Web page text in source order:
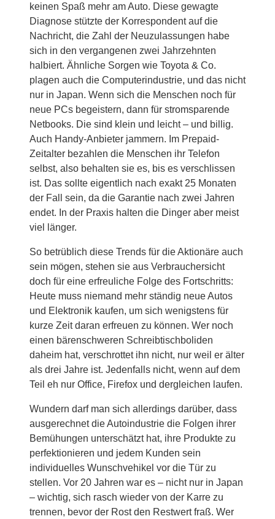
keinen Spaß mehr am Auto. Diese gewagte
Diagnose stützte der Korrespondent auf die
Nachricht, die Zahl der Neuzulassungen habe
sich in den vergangenen zwei Jahrzehnten
halbiert. Ähnliche Sorgen wie Toyota & Co.
plagen auch die Computerindustrie, und das nicht
nur in Japan. Wenn sich die Menschen noch für
neue PCs begeistern, dann für stromsparende
Netbooks. Die sind klein und leicht – und billig.
Auch Handy-Anbieter jammern. Im Prepaid-
Zeitalter bezahlen die Menschen ihr Telefon
selbst, also behalten sie es, bis es verschlissen
ist. Das sollte eigentlich nach exakt 25 Monaten
der Fall sein, da die Garantie nach zwei Jahren
endet. In der Praxis halten die Dinger aber meist
viel länger.
So betrüblich diese Trends für die Aktionäre auch
sein mögen, stehen sie aus Verbrauchersicht
doch für eine erfreuliche Folge des Fortschritts:
Heute muss niemand mehr ständig neue Autos
und Elektronik kaufen, um sich wenigstens für
kurze Zeit daran erfreuen zu können. Wer noch
einen bärenschweren Schreibtischboliden
daheim hat, verschrottet ihn nicht, nur weil er älter
als drei Jahre ist. Jedenfalls nicht, wenn auf dem
Teil eh nur Office, Firefox und dergleichen laufen.
Wundern darf man sich allerdings darüber, dass
ausgerechnet die Autoindustrie die Folgen ihrer
Bemühungen unterschätzt hat, ihre Produkte zu
perfektionieren und jedem Kunden sein
individuelles Wunschvehikel vor die Tür zu
stellen. Vor 20 Jahren war es – nicht nur in Japan
– wichtig, sich rasch wieder von der Karre zu
trennen, bevor der Rost den Restwert fraß. Wer